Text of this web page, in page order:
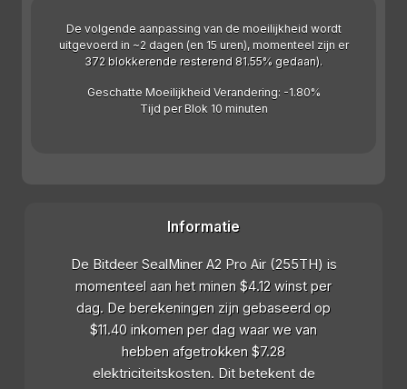
De volgende aanpassing van de moeilijkheid wordt
uitgevoerd in ~2 dagen (en 15 uren), momenteel zijn er
372 blokkerende resterend 81.55% gedaan).
Geschatte Moeilijkheid Verandering: -1.80%
Tijd per Blok 10 minuten
Informatie
De Bitdeer SealMiner A2 Pro Air (255TH) is
momenteel aan het minen $4.12 winst per
dag. De berekeningen zijn gebaseerd op
$11.40 inkomen per dag waar we van
hebben afgetrokken $7.28
elektriciteitskosten. Dit betekent de